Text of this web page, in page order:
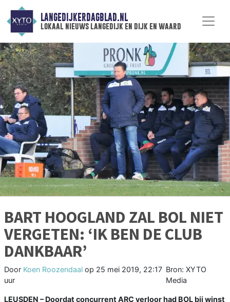
LANGEDIJKERDAGBLAD.NL
lokaal nieuws langedijk en dijk en waard
BART HOOGLAND ZAL BOL NIET
VERGETEN: ‘IK BEN DE CLUB
DANKBAAR’
Door Koen Roozendaal op 25 mei 2019, 22:17
uur
Bron: XYTO
Media
LEUSDEN –Doordat concurrent ARC verloor had BOL bij winst